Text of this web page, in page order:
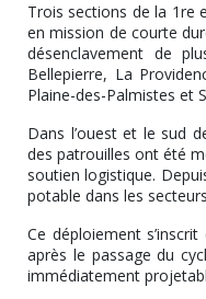
Trois sections de la 1re
en mission de courte
désenclavement de
Bellepierre, La
Plaine-des-Palmistes et
Dans l’ouest et le sud
des patrouilles ont été
soutien logistique.
potable dans les
Ce déploiement
après le passage du
immédiatement